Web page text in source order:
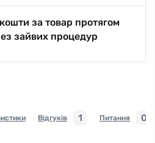
за товар протягом
зайвих процедур
Відгуків 1 Питання 0